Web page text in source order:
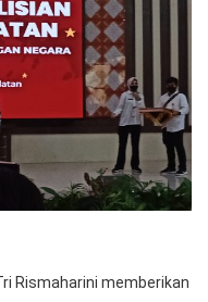
Rismaharini memberikan